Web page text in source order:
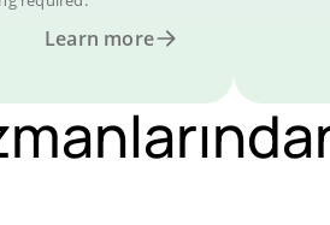
Learn more